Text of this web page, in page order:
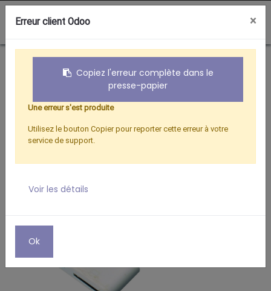
0
Boutique
Téléphonie Mobile
ADAPTATEUR LIGHTNING / HDMI FEMELLE
Erreur client Odoo ×
Copiez l'erreur complète dans le
presse-papier
Une erreur s'est produite
Utilisez le bouton Copier pour reporter cette erreur à votre
service de support.
Voir les détails
Ok